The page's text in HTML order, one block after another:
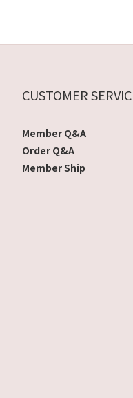
CUSTOMER
Member Q&A
Order Q&A
Member Ship